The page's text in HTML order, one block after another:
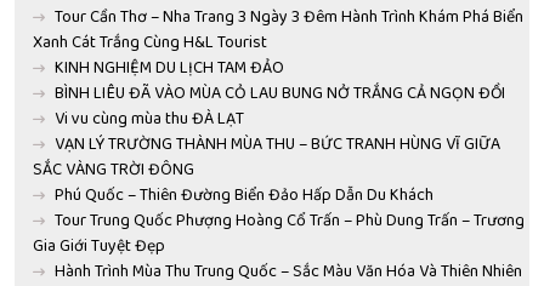
Tour Cần Thơ – Nha Trang 3 Ngày 3 Đêm Hành Trình Khám Phá Biển
Xanh Cát Trắng Cùng H&L Tourist
KINH NGHIỆM DU LỊCH TAM ĐẢO
BÌNH LIÊU ĐÃ VÀO MÙA CỎ LAU BUNG NỞ TRẮNG CẢ NGỌN ĐỒI
Vi vu cùng mùa thu ĐÀ LẠT
VẠN LÝ TRƯỜNG THÀNH MÙA THU – BỨC TRANH HÙNG VĨ GIỮA
SẮC VÀNG TRỜI ĐÔNG
Phú Quốc – Thiên Đường Biển Đảo Hấp Dẫn Du Khách
Tour Trung Quốc Phượng Hoàng Cổ Trấn – Phù Dung Trấn – Trương
Gia Giới Tuyệt Đẹp
Hành Trình Mùa Thu Trung Quốc – Sắc Màu Văn Hóa Và Thiên Nhiên